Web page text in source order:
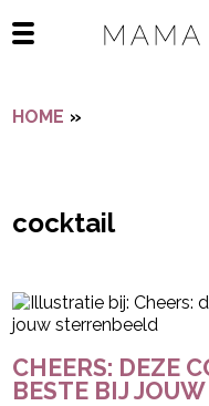
Open het mobiele
HOME »
cocktail
CHEERS: DEZE
BESTE BIJ